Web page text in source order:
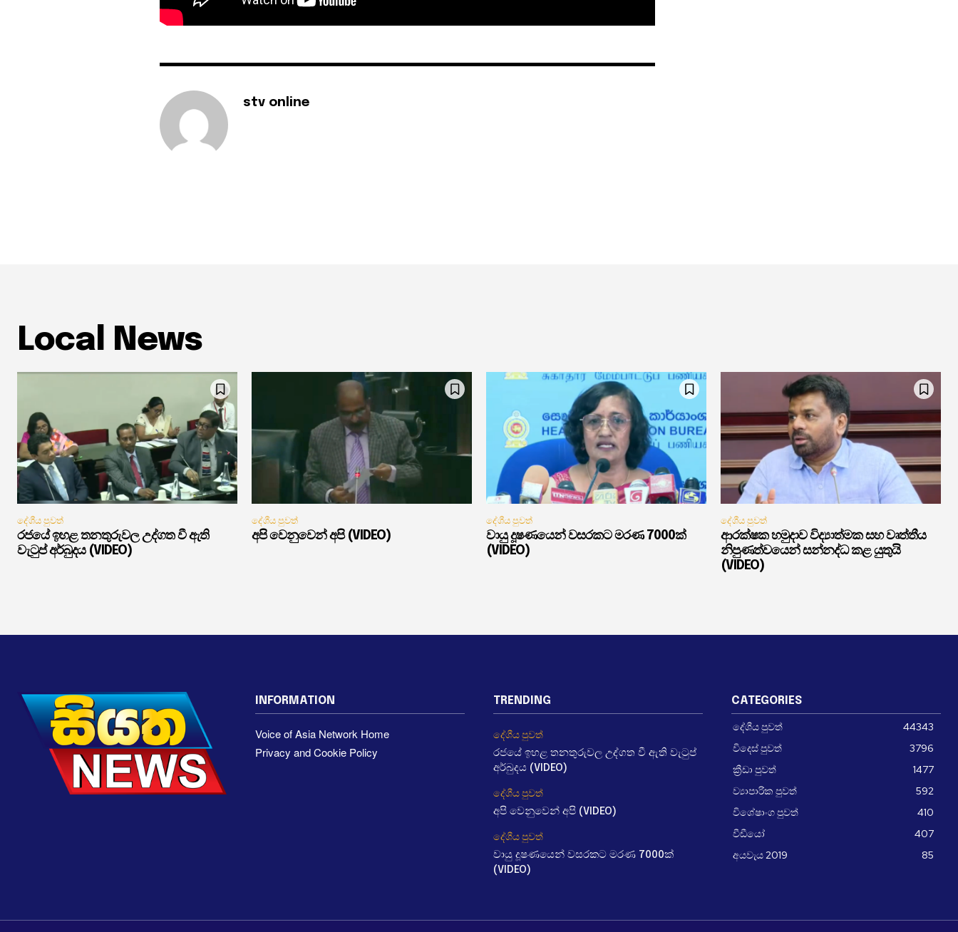
stv online
Local News
දේශීය පුවත්
රජයේ ඉහළ තනතුරුවල උද්ගත වී ඇති
වැටුප් අර්බුදය (VIDEO)
දේශීය පුවත්
අපි වෙනුවෙන් අපි (VIDEO)
දේශීය පුවත්
වායු දූෂණයෙන් වසරකට මරණ 7000ක්
(VIDEO)
දේශීය පුවත්
ආරක්ෂක හමුදාව විද්‍යාත්මක සහ වෘත්තීය
නිපුණත්වයෙන් සන්නද්ධ කළ යුතුයි
(VIDEO)
INFORMATION
Voice of Asia Network Home
Privacy and Cookie Policy
TRENDING
දේශීය පුවත්
රජයේ ඉහළ තනතුරුවල උද්ගත වී ඇති වැටුප්
අර්බුදය (VIDEO)
දේශීය පුවත්
අපි වෙනුවෙන් අපි (VIDEO)
දේශීය පුවත්
වායු දූෂණයෙන් වසරකට මරණ 7000ක්
(VIDEO)
CATEGORIES
දේශීය පුවත්
44343
විදෙස් පුවත්
3796
ක්‍රීඩා පුවත්
1477
ව්‍යාපාරික පුවත්
592
විශේෂාංග පුවත්
410
වීඩීයෝ
407
අයවැය 2019
85